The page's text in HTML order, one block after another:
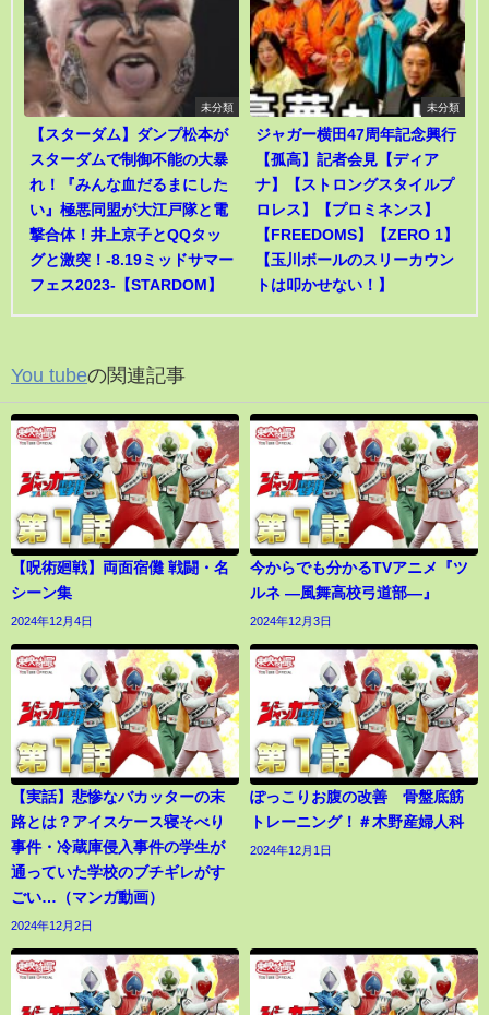
未分類
【スターダム】ダンプ松本が
スターダムで制御不能の大暴
れ！『みんな血だるまにした
い』極悪同盟が大江戸隊と電
撃合体！井上京子とQQタッ
グと激突！-8.19ミッドサマー
フェス2023-【STARDOM】
未分類
ジャガー横田47周年記念興行
【孤高】記者会見【ディア
ナ】【ストロングスタイルプ
ロレス】【プロミネンス】
【FREEDOMS】【ZERO 1】
【玉川ボールのスリーカウン
トは叩かせない！】
You tubeの関連記事
【呪術廻戦】両面宿儺 戦闘・名
シーン集
2024年12月4日
今からでも分かるTVアニメ『ツ
ルネ ―風舞高校弓道部―』
2024年12月3日
【実話】悲惨なバカッターの末
路とは？アイスケース寝そべり
事件・冷蔵庫侵入事件の学生が
通っていた学校のブチギレがす
ごい…（マンガ動画）
2024年12月2日
ぽっこりお腹の改善 骨盤底筋
トレーニング！＃木野産婦人科
2024年12月1日